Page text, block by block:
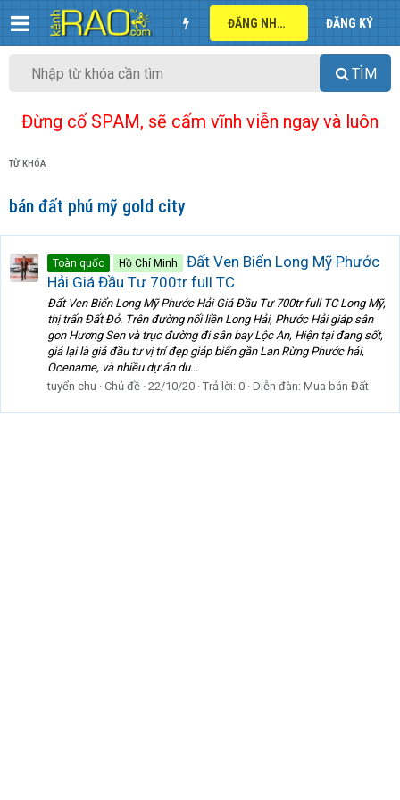
ĐĂNG NHẬP ĐĂNG KÝ
TÌM
Đừng cố SPAM, sẽ cấm vĩnh viễn ngay và luôn
TỪ KHÓA
bán đất phú mỹ gold city
Toàn quốc Hồ Chí Minh
Đất Ven Biển Long Mỹ Phước
Hải Giá Đầu Tư 700tr full TC
Đất Ven Biển Long Mỹ Phước Hải Giá Đầu Tư 700tr full TC Long Mỹ,
thị trấn Đất Đỏ. Trên đường nối liền Long Hải, Phước Hải giáp sân
gon Hương Sen và trục đường đi sân bay Lộc An, Hiện tại đang sốt,
giá lại là giá đầu tư vị trí đẹp giáp biển gần Lan Rừng Phước hải,
Ocename, và nhiều dự án du...
tuyển chu
Chủ đề 22/10/20 Trả lời: 0 Diễn đàn: Mua bán Đất